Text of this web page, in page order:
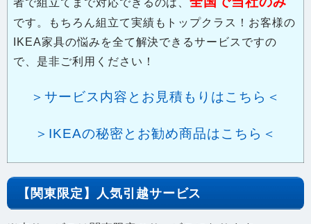
IKEA家具の悩みを全て解決できるサービスですの
で、是非ご利用ください！
＞サービス内容とお見積もりはこちら＜
＞IKEAの秘密とお勧め商品はこちら＜
【関東限定】人気引越サービス
※本サービスは関東限定のサービスになります。